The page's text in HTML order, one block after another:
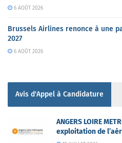
6 AOÛT 2026
Brussels Airlines renonce à une
2027
6 AOÛT 2026
Avis d'Appel à Candidature
ANGERS LOIRE
exploitation de